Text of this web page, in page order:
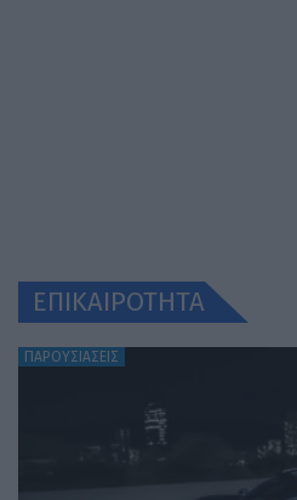
ΕΠΙΚΑΙΡΟΤΗΤΑ
ΠΑΡΟΥΣΙΑΣΕΙΣ